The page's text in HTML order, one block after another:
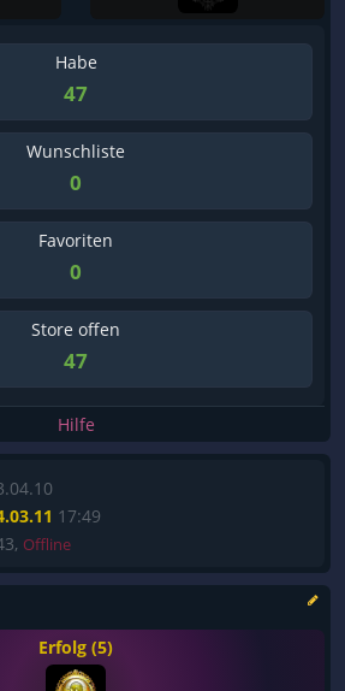
Habe
47
Wunschliste
0
Favoriten
0
Store offen
47
Hilfe
17:49
Offline
Erfolg (5)